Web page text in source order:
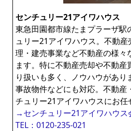
センチュリー21アイワハウス
東急田園都市線たまプラーザ駅
ュリー21アイワハウス。不動
理・建売事業など不動産の様々
ます。特に不動産売却や不動産
り扱いも多く、ノウハウがあり
事故物件などにも対応。不動産
チュリー21アイワハウスにお任
→センチュリー21アイワハウス
TEL：0120-235-021